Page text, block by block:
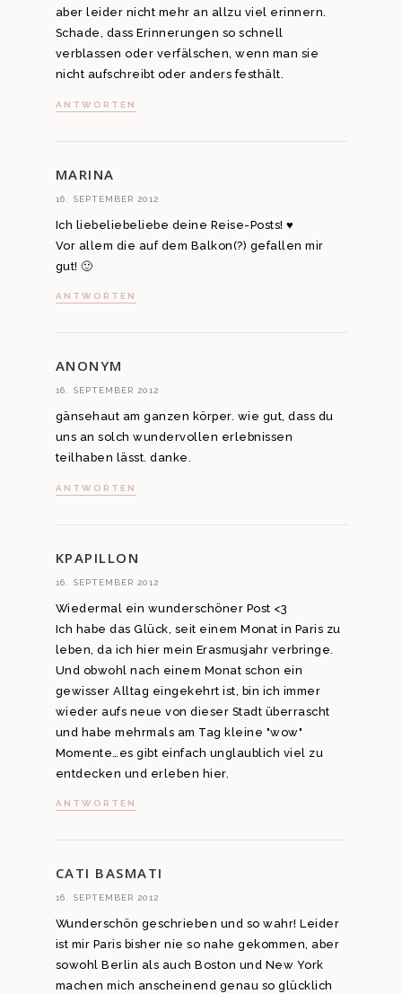
aber leider nicht mehr an allzu viel erinnern.
Schade, dass Erinnerungen so schnell
verblassen oder verfälschen, wenn man sie
nicht aufschreibt oder anders festhält.
ANTWORTEN
MARINA
16. SEPTEMBER 2012
Ich liebeliebeliebe deine Reise-Posts! ♥
Vor allem die auf dem Balkon(?) gefallen mir
gut! 🙂
ANTWORTEN
ANONYM
16. SEPTEMBER 2012
gänsehaut am ganzen körper. wie gut, dass du
uns an solch wundervollen erlebnissen
teilhaben lässt. danke.
ANTWORTEN
KPAPILLON
16. SEPTEMBER 2012
Wiedermal ein wunderschöner Post <3
Ich habe das Glück, seit einem Monat in Paris zu
leben, da ich hier mein Erasmusjahr verbringe.
Und obwohl nach einem Monat schon ein
gewisser Alltag eingekehrt ist, bin ich immer
wieder aufs neue von dieser Stadt überrascht
und habe mehrmals am Tag kleine "wow"
Momente…es gibt einfach unglaublich viel zu
entdecken und erleben hier.
ANTWORTEN
CATI BASMATI
16. SEPTEMBER 2012
Wunderschön geschrieben und so wahr! Leider
ist mir Paris bisher nie so nahe gekommen, aber
sowohl Berlin als auch Boston und New York
machen mich anscheinend genau so glücklich